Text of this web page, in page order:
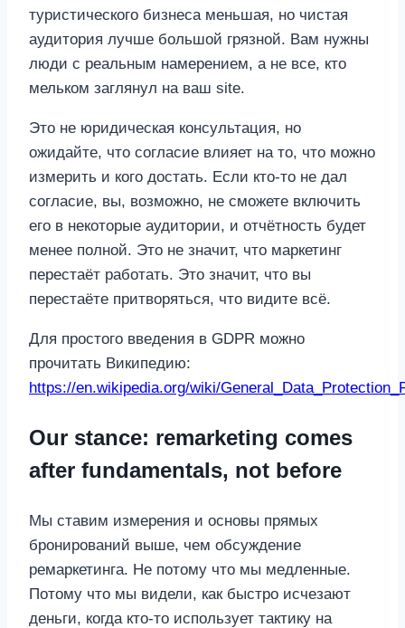
туристического бизнеса меньшая, но чистая
аудитория лучше большой грязной. Вам нужны
люди с реальным намерением, а не все, кто
мельком заглянул на ваш site.
Это не юридическая консультация, но
ожидайте, что согласие влияет на то, что можно
измерить и кого достать. Если кто-то не дал
согласие, вы, возможно, не сможете включить
его в некоторые аудитории, и отчётность будет
менее полной. Это не значит, что маркетинг
перестаёт работать. Это значит, что вы
перестаёте притворяться, что видите всё.
Для простого введения в GDPR можно
прочитать Википедию:
https://en.wikipedia.org/wiki/
Our stance: remarketing comes
after fundamentals, not before
Мы ставим измерения и основы прямых
бронирований выше, чем обсуждение
ремаркетинга. Не потому что мы медленные.
Потому что мы видели, как быстро исчезают
деньги, когда кто-то использует тактику на